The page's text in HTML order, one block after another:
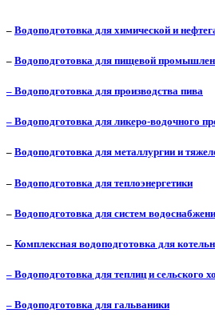
– Водоподготовка для химической и
– Водоподготовка для пищевой
– Водоподготовка для производства пива
– Водоподготовка для ликеро-водочного
– Водоподготовка для металлургии и
– Водоподготовка для теплоэнергетики
– Водоподготовка для систем
– Комплексная водоподготовка для
– Водоподготовка для теплиц и сельского
– Водоподготовка для гальваники